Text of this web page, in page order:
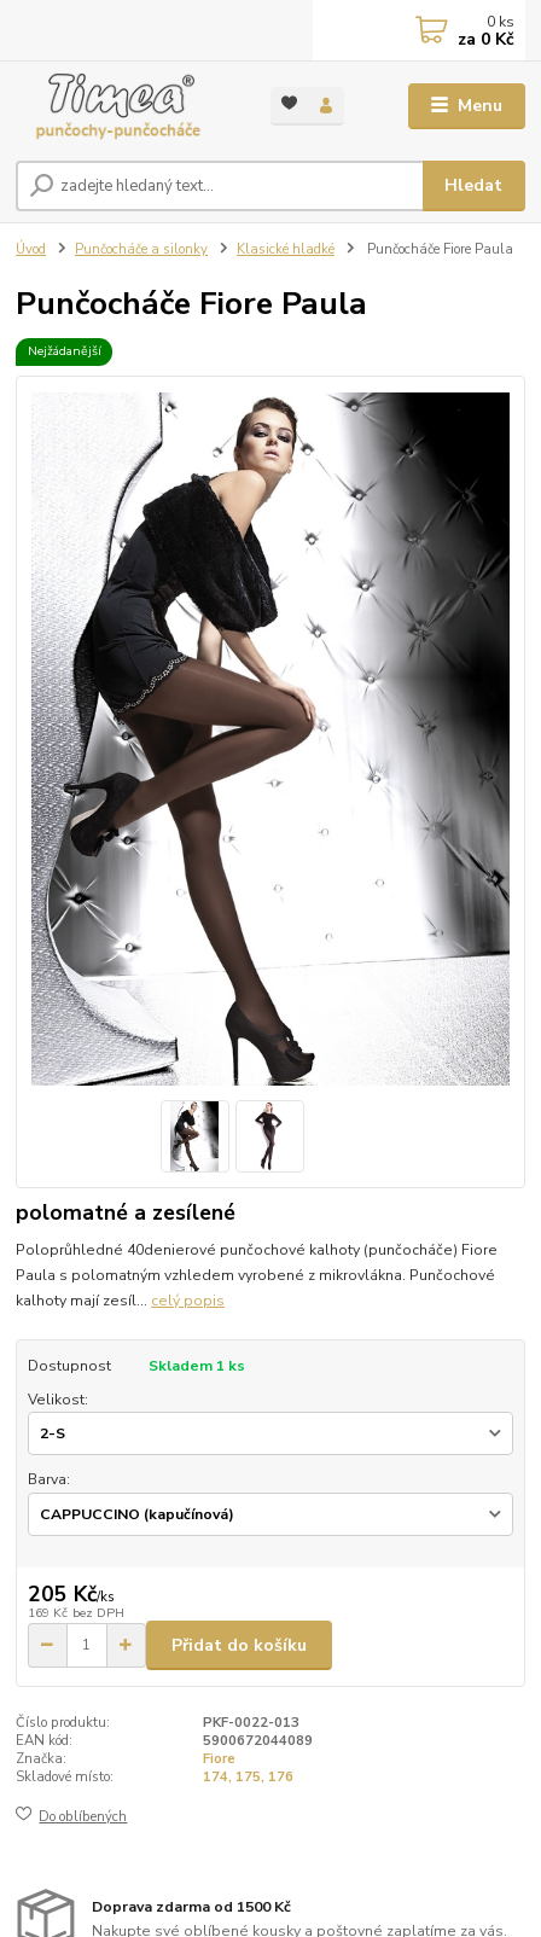
Menu
Hledat
0 ks
za 0 Kč
Úvod Punčocháče a silonky Klasické hladké Punčocháče Fiore Paula
Punčocháče Fiore Paula
Nejžádanější
polomatné a zesílené
Poloprůhledné 40denierové punčochové kalhoty (punčocháče) Fiore
Paula s polomatným vzhledem vyrobené z mikrovlákna. Punčochové
kalhoty mají zesíl... celý popis
Dostupnost
Skladem 1 ks
Velikost:
Barva:
205 Kč/ks
169 Kč bez DPH
Přidat do košíku
Číslo produktu:
PKF-0022-013
EAN kód:
5900672044089
Značka:
Fiore
Skladové místo:
174, 175, 176
Do oblíbených
Doprava zdarma od 1500 Kč
Nakupte své oblíbené kousky a poštovné zaplatíme za vás.